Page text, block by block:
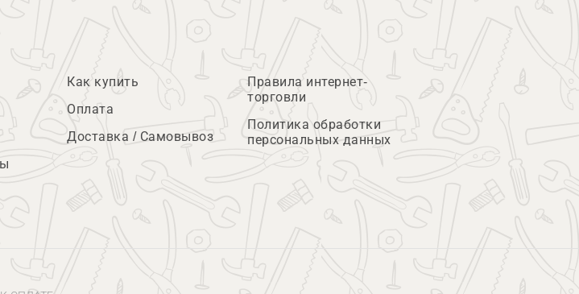
Как купить
Оплата
Доставка / Самовывоз
Правила интернет-
торговли
Политика обработки
персональных данных